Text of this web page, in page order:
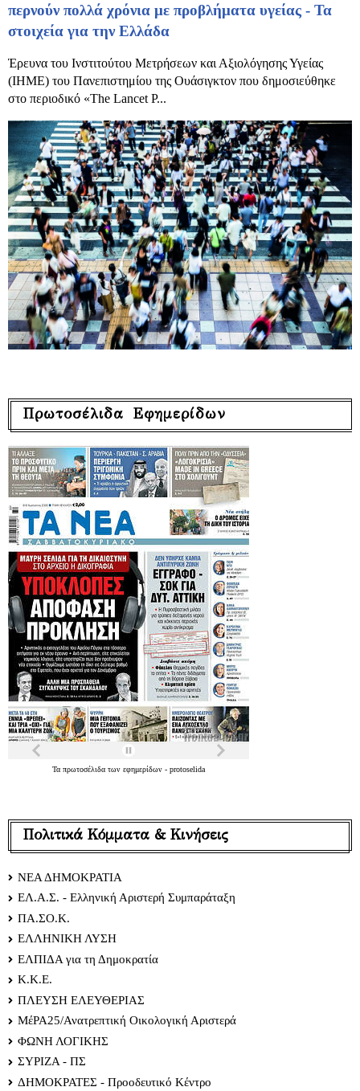
περνούν πολλά χρόνια με προβλήματα υγείας - Τα
στοιχεία για την Ελλάδα
Έρευνα του Ινστιτούτου Μετρήσεων και Αξιολόγησης Υγείας
(IHME) του Πανεπιστημίου της Ουάσιγκτον που δημοσιεύθηκε
στο περιοδικό «The Lancet P...
Πρωτοσέλιδα Εφημερίδων
Τα πρωτοσέλιδα των εφημερίδων - protoselida
Πολιτικά Κόμματα & Κινήσεις
ΝΕΑ ΔΗΜΟΚΡΑΤΙΑ
ΕΛ.Α.Σ. - Ελληνική Αριστερή Συμπαράταξη
ΠΑ.ΣΟ.Κ.
ΕΛΛΗΝΙΚΗ ΛΥΣΗ
ΕΛΠΙΔΑ για τη Δημοκρατία
Κ.Κ.Ε.
ΠΛΕΥΣΗ ΕΛΕΥΘΕΡΙΑΣ
ΜέΡΑ25/Ανατρεπτική Οικολογική Αριστερά
ΦΩΝΗ ΛΟΓΙΚΗΣ
ΣΥΡΙΖΑ - ΠΣ
ΔΗΜΟΚΡΑΤΕΣ - Προοδευτικό Κέντρο